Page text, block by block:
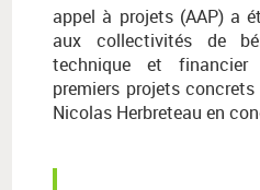
appel à projets (AAP) a
aux collectivités de
technique et financier
premiers projets
Nicolas Herbreteau en